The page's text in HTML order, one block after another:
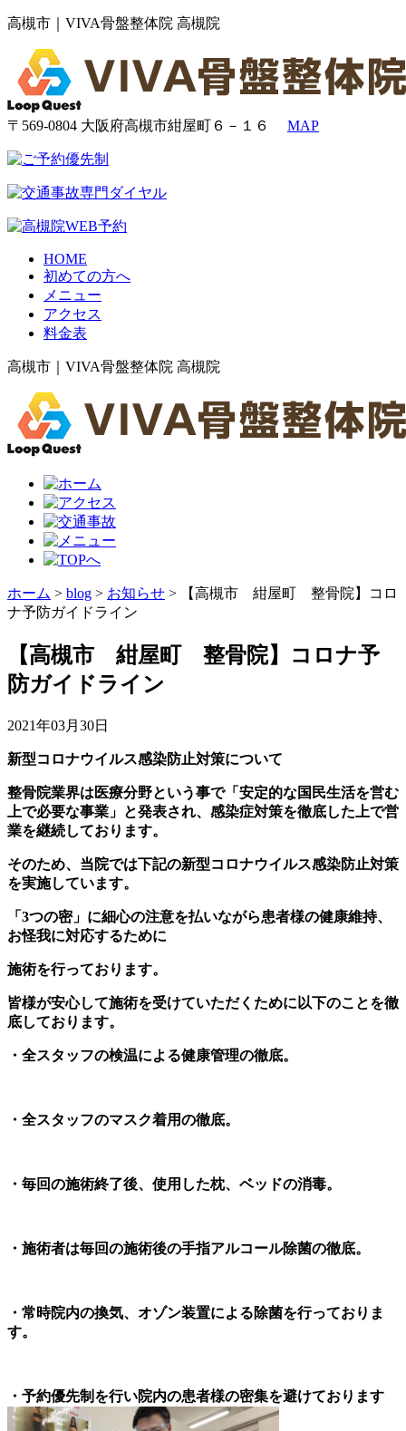
高槻市｜VIVA骨盤整体院 高槻院
〒569-0804 大阪府高槻市紺屋町６－１６ MAP
HOME
初めての方へ
メニュー
アクセス
料金表
高槻市｜VIVA骨盤整体院 高槻院
ホーム > blog > お知らせ >
【高槻市 紺屋町 整骨院】コロ
ナ予防ガイドライン
【高槻市 紺屋町 整骨院】コロナ予
防ガイドライン
2021年03月30日
新型コロナウイルス感染防止対策について
整骨院業界は医療分野という事で「安定的な国民生活を営む
上で必要な事業」と発表され、感染症対策を徹底した上で営
業を継続しております。
そのため、当院では下記の新型コロナウイルス感染防止対策
を実施しています。
「3つの密」に細心の注意を払いながら患者様の健康維持、
お怪我に対応するために
施術を行っております。
皆様が安心して施術を受けていただくために以下のことを徹
底しております。
・全スタッフの検温による健康管理の徹底。
・全スタッフのマスク着用の徹底。
・毎回の施術終了後、使用した枕、ベッドの消毒。
・施術者は毎回の施術後の手指アルコール除菌の徹底。
・常時院内の換気、オゾン装置による除菌を行っておりま
す。
・予約優先制を行い院内の患者様の密集を避けております